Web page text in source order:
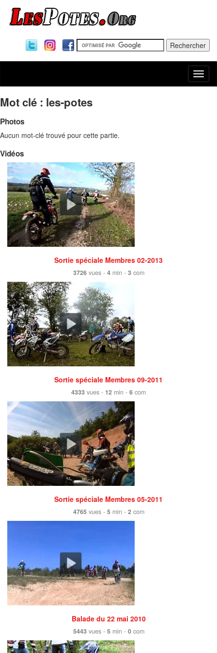
Mot clé : les-potes
Photos
Aucun mot-clé trouvé pour cette partie.
Vidéos
Sortie spéciale Membres 02-2013
3726vues - 4min - 3com
Sortie spéciale Membres 09-2011
4333 vues - 12 min - 6 com
Sortie spéciale Membres 05-2011
4765vues - 5min - 2com
Balade du 22 mai 2010
5443vues - 5min - 0com